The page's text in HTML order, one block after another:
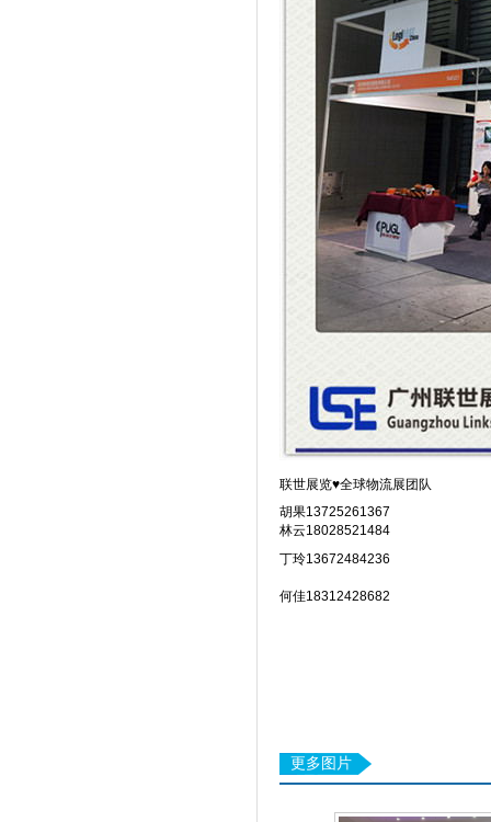
联世展览♥全球物流展团队
胡果13725261367
林云18028521484
丁玲13672484236
何佳18312428682
更多图片